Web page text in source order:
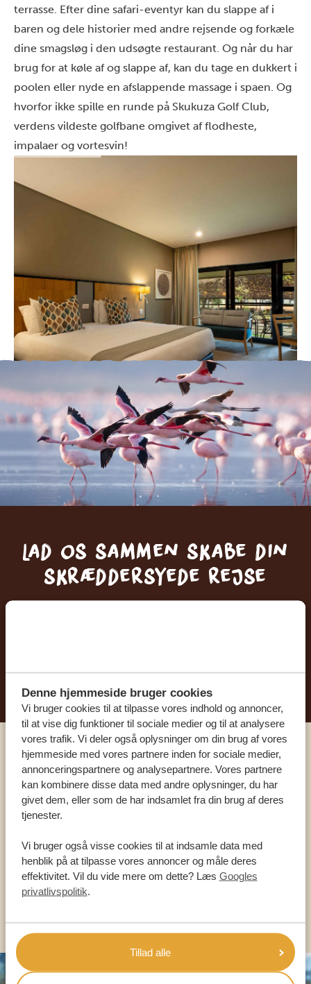
Denne hjemmeside bruger cookies
Vi bruger cookies til at tilpasse vores indhold og annoncer,
til at vise dig funktioner til sociale medier og til at analysere
vores trafik. Vi deler også oplysninger om din brug af vores
hjemmeside med vores partnere inden for sociale medier,
annonceringspartnere og analysepartnere. Vores partnere
kan kombinere disse data med andre oplysninger, du har
givet dem, eller som de har indsamlet fra din brug af deres
tjenester.
Vi bruger også visse cookies til at indsamle data med
henblik på at tilpasse vores annoncer og måle deres
effektivitet. Vil du vide mere om dette? Læs Googles
privatlivspolitik.
Tillad alle
terrasse. Efter dine safari-eventyr kan du slappe af i
baren og dele historier med andre rejsende og forkæle
dine smagsløg i den udsøgte restaurant. Og når du har
brug for at køle af og slappe af, kan du tage en dukkert i
poolen eller nyde en afslappende massage i spaen. Og
hvorfor ikke spille en runde på Skukuza Golf Club,
verdens vildeste golfbane omgivet af flodheste,
impalaer og vortesvin!
Lad os sammen skabe din
skræddersyede rejse
DRØMMEREJSE
Ring til en ekspert
VORES SPECIALISTER ER HER FOR AT
DA: +45 89 88 83 62